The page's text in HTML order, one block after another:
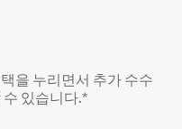
을 누리면서 추가 수수
있습니다.*